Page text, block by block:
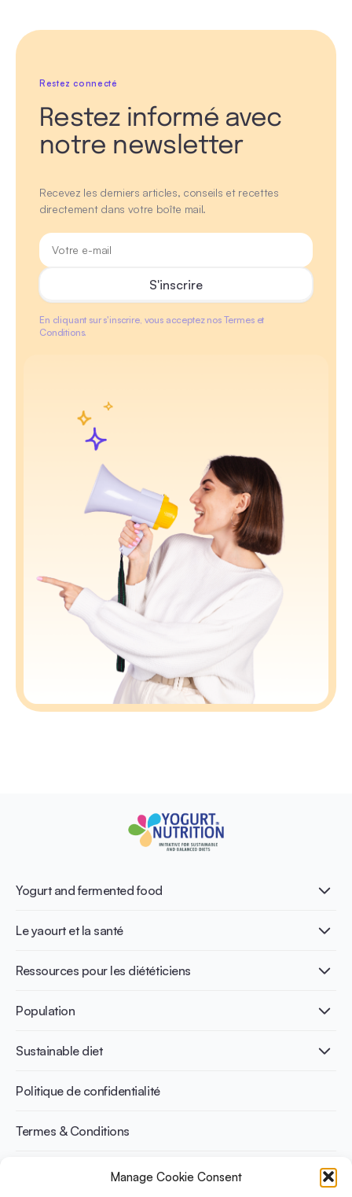
Manage Cookie Consent
Restez connecté
Restez informé avec
notre newsletter
Recevez les derniers articles, conseils et recettes
directement dans votre boîte mail.
En cliquant sur s'inscrire, vous acceptez nos Termes et
Conditions.
Yogurt and fermented food
Qu’est-ce que le yaourt ?
Nutri-dense food
Le yaourt et la santé
Healthy Diets & Lifestyle
Santé intestinale
Santé osseuse
Gestion du poids
Ressources pour les diététiciens
Publications
Infographics
Recettes
Population
Adulte
Sportif
Sustainable diet
Benefits for planet health
Benefits for human health
Politique de confidentialité
Termes & Conditions